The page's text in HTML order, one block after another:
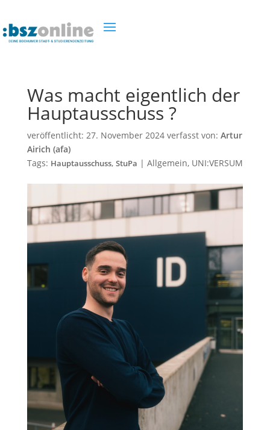
Was macht eigentlich der
Hauptausschuss ?
veröffentlicht: 27. November 2024verfasst von: Artur
Airich (afa)
Tags: Hauptausschuss, StuPa | Allgemein, UNI:VERSUM